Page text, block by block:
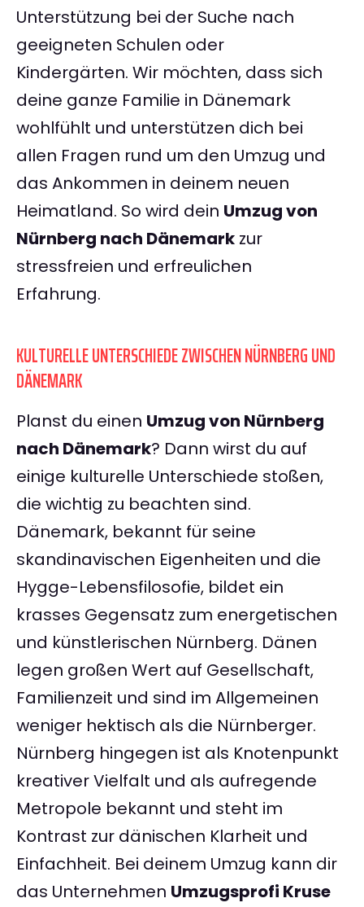
Unterstützung bei der Suche nach
geeigneten Schulen oder
Kindergärten. Wir möchten, dass sich
deine ganze Familie in Dänemark
wohlfühlt und unterstützen dich bei
allen Fragen rund um den Umzug und
das Ankommen in deinem neuen
Heimatland. So wird dein Umzug von
Nürnberg nach Dänemark zur
stressfreien und erfreulichen
Erfahrung.
KULTURELLE UNTERSCHIEDE ZWISCHEN NÜRNBERG UND
DÄNEMARK
Planst du einen Umzug von Nürnberg
nach Dänemark? Dann wirst du auf
einige kulturelle Unterschiede stoßen,
die wichtig zu beachten sind.
Dänemark, bekannt für seine
skandinavischen Eigenheiten und die
Hygge-Lebensfilosofie, bildet ein
krasses Gegensatz zum energetischen
und künstlerischen Nürnberg. Dänen
legen großen Wert auf Gesellschaft,
Familienzeit und sind im Allgemeinen
weniger hektisch als die Nürnberger.
Nürnberg hingegen ist als Knotenpunkt
kreativer Vielfalt und als aufregende
Metropole bekannt und steht im
Kontrast zur dänischen Klarheit und
Einfachheit. Bei deinem Umzug kann dir
das Unternehmen Umzugsprofi Kruse